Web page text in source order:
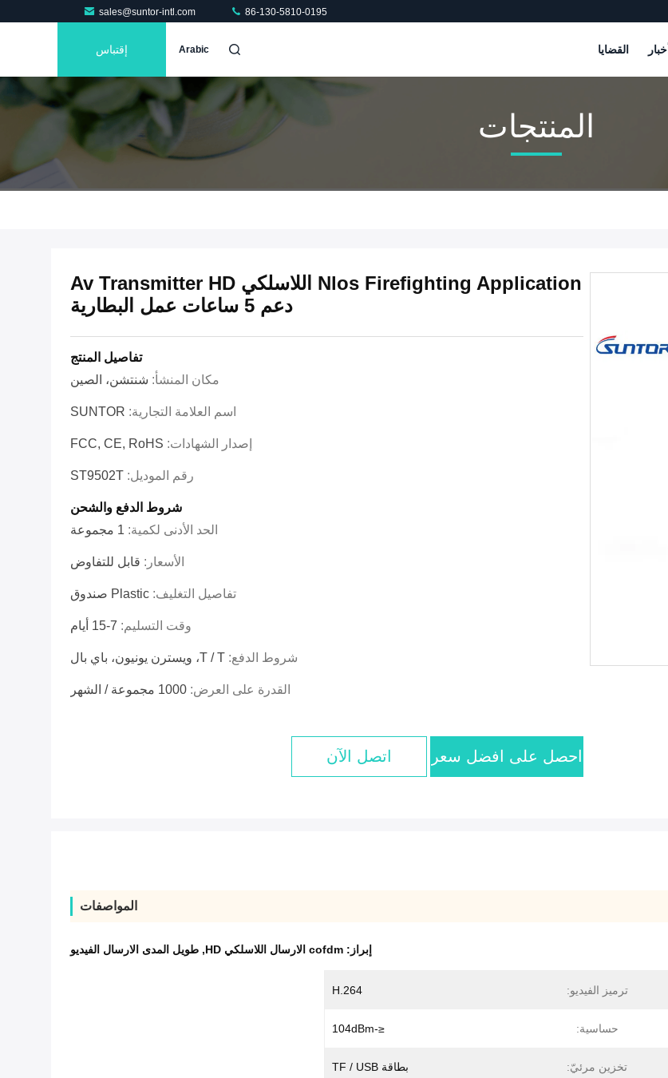
sales@suntor-intl.com 86-130-5810-0195
أخبار القضايا Arabic إقتباس
المنتجات
Nlos Firefighting Application اللاسلكي Av Transmitter HD
دعم 5 ساعات عمل البطارية
تفاصيل المنتج
مكان المنشأ: شنتشن، الصين
اسم العلامة التجارية: SUNTOR
إصدار الشهادات: FCC, CE, RoHS
رقم الموديل: ST9502T
شروط الدفع والشحن
الحد الأدنى لكمية: 1 مجموعة
الأسعار: قابل للتفاوض
تفاصيل التغليف: Plastic صندوق
وقت التسليم: 7-15 أيام
شروط الدفع: T / T، ويسترن يونيون، باي بال
القدرة على العرض: 1000 مجموعة / الشهر
احصل على افضل سعر اتصل الآن
المواصفات
إبراز: cofdm الارسال اللاسلكي HD , طويل المدى الارسال الفيديو
ترميز الفيديو: H.264
حساسية: ≤-104dBm
تخزين مرئيّ: بطاقة TF / USB